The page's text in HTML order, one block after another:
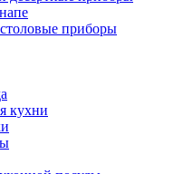
приборы
кухни